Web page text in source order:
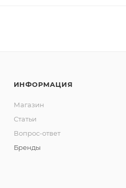
ИНФОРМАЦИЯ
Магазин
Статьи
Вопрос-ответ
Бренды